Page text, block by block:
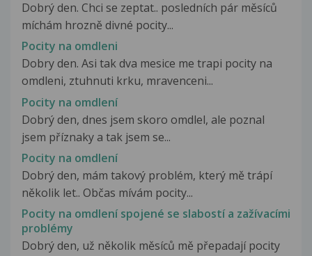
Dobrý den. Chci se zeptat.. posledních pár měsíců
míchám hrozně divné pocity...
Pocity na omdleni
Dobry den. Asi tak dva mesice me trapi pocity na
omdleni, ztuhnuti krku, mravenceni...
Pocity na omdlení
Dobrý den, dnes jsem skoro omdlel, ale poznal
jsem příznaky a tak jsem se...
Pocity na omdlení
Dobrý den, mám takový problém, který mě trápí
několik let.. Občas mívám pocity...
Pocity na omdlení spojené se slabostí a zažívacími
problémy
Dobrý den, už několik měsíců mě přepadají pocity